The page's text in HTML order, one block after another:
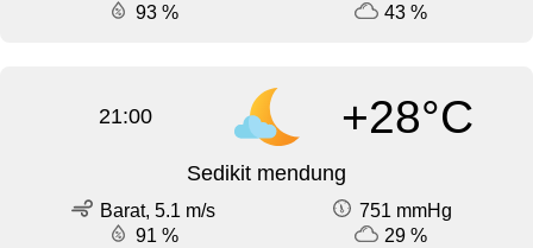
93 %
43 %
21:00 +28°C
Sedikit mendung
Barat, 5.1 m/s
751 mmHg
91 %
29 %